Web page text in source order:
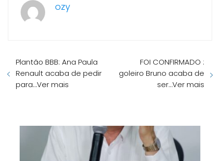
ozy
Plantão BBB: Ana Paula
Renault acaba de pedir
para…Ver mais
FOI CONFIRMADO :
goleiro Bruno acaba de
ser…Ver mais